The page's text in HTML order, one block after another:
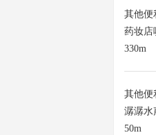
其他便
药妆店
330m
其他便
潺潺水
50m